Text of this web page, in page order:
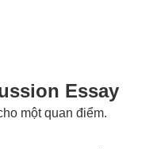
Essay
một quan điểm.